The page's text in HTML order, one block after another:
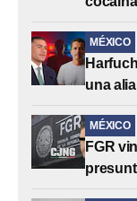
MÉXICO
una
MÉXICO
FGR